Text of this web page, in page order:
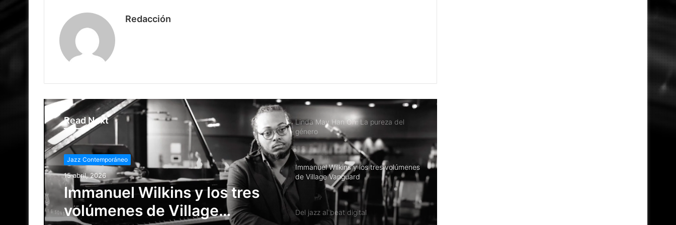
Redacción
Read Next
Jazz Contemporáneo
15 marzo, 2026
Del jazz al beat digital
género
Immanuel Wilkins y los tres volúmenes
de Village Vanguard
Del jazz al beat digital
Robert Glasper: Fusión cultural sin salir
de casa